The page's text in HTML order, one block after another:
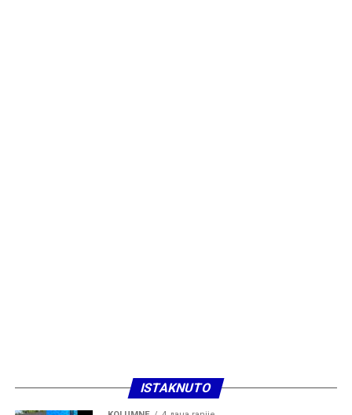
ISTAKNUTO